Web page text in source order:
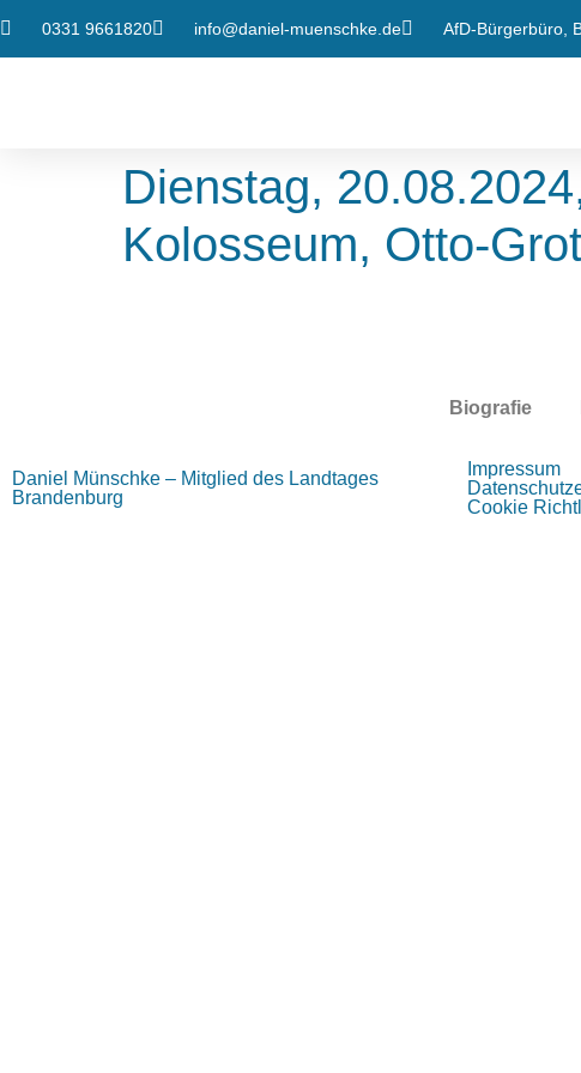
0331 9661820 info@daniel-muenschke.de AfD-Bürgerbüro,
Dienstag,
Kolosseum, Otto-
Biografie
Daniel Münschke – Mitglied des Landtages
Brandenburg
Impressum
Cookie